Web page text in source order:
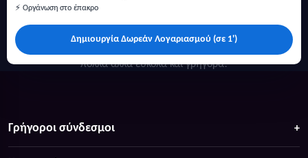
⚡ Οργάνωση στο έπακρο
Δημιουργία Δωρεάν Λογαριασμού (σε 1')
πολλά άλλα ευκολα και γρήγορα!
Γρήγοροι σύνδεσμοι